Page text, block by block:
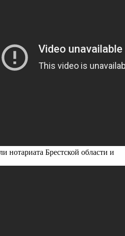
нотариата Брестской области и